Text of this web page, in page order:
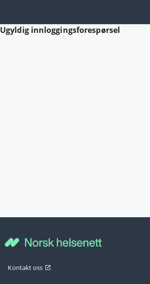
Ugyldig innloggingsforespørsel
Kontakt oss